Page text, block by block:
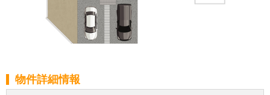
物件詳細情報